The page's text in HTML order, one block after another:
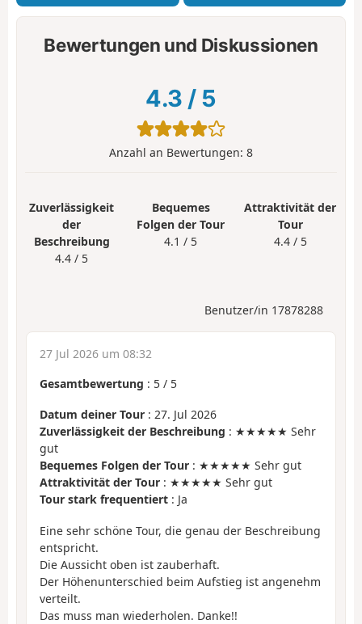
Bewertungen und Diskussionen
4.3 / 5
Anzahl an Bewertungen: 8
Zuverlässigkeit
der
Beschreibung
4.4 / 5
Bequemes
Folgen der Tour
4.1 / 5
Attraktivität der
Tour
4.4 / 5
Benutzer/in 17878288
27 Jul 2026 um 08:32
Gesamtbewertung : 5 / 5
Datum deiner Tour : 27. Jul 2026
Zuverlässigkeit der Beschreibung : ★★★★★ Sehr
gut
Bequemes Folgen der Tour : ★★★★★ Sehr gut
Attraktivität der Tour : ★★★★★ Sehr gut
Tour stark frequentiert : Ja
Eine sehr schöne Tour, die genau der Beschreibung
entspricht.
Die Aussicht oben ist zauberhaft.
Der Höhenunterschied beim Aufstieg ist angenehm
verteilt.
Das muss man wiederholen. Danke!!